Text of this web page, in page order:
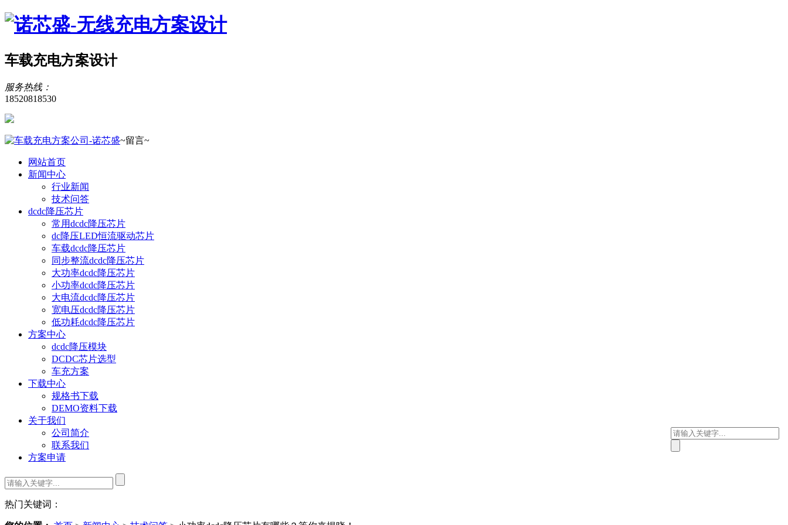
车载充电方案设计
服务热线：
18520818530
~留言~
网站首页
新闻中心
行业新闻
技术问答
dcdc降压芯片
常用dcdc降压芯片
dc降压LED恒流驱动芯片
车载dcdc降压芯片
同步整流dcdc降压芯片
大功率dcdc降压芯片
小功率dcdc降压芯片
大电流dcdc降压芯片
宽电压dcdc降压芯片
低功耗dcdc降压芯片
方案中心
dcdc降压模块
DCDC芯片选型
车充方案
下载中心
规格书下载
DEMO资料下载
关于我们
公司简介
联系我们
方案申请
热门关键词：